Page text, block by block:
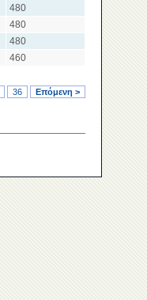
480
480
480
460
36 Επόμενη >